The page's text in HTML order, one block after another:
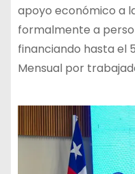
apoyo económico a
formalmente a
financiando hasta el
Mensual por